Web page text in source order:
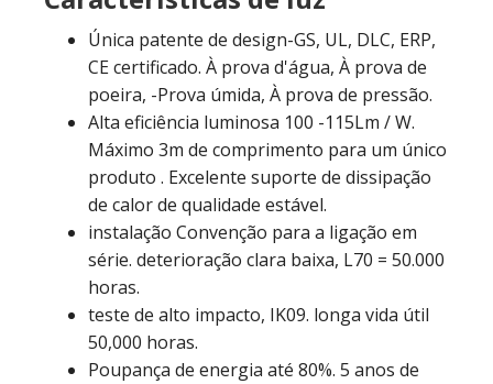
Única patente de design-GS, UL, DLC, ERP,
CE certificado. À prova d'água, À prova de
poeira, -Prova úmida, À prova de pressão.
Alta eficiência luminosa 100 -115Lm / W.
Máximo 3m de comprimento para um único
produto . Excelente suporte de dissipação
de calor de qualidade estável.
instalação Convenção para a ligação em
série. deterioração clara baixa, L70 = 50.000
horas.
teste de alto impacto, IK09. longa vida útil
50,000 horas.
Poupança de energia até 80%. 5 anos de